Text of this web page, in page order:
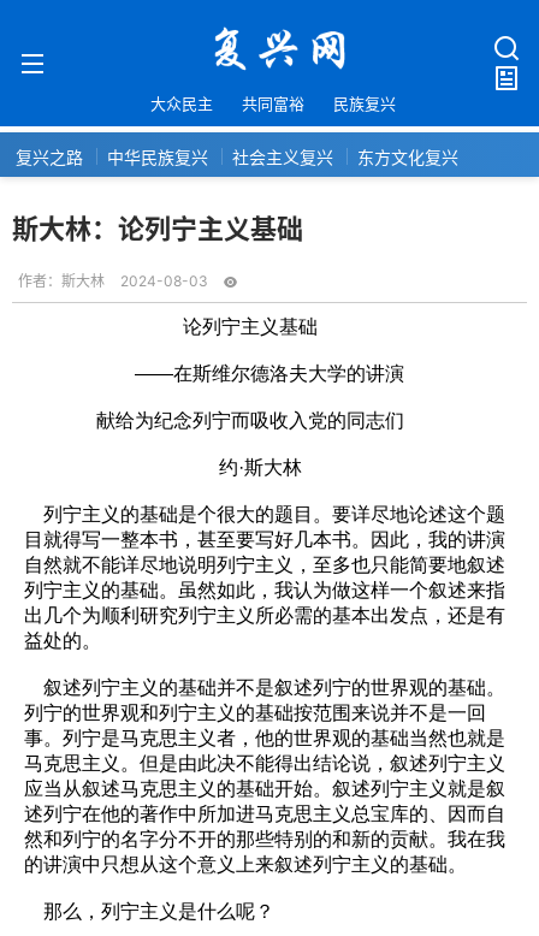
大众民主 共同富裕 民族复兴
复兴之路 中华民族复兴 社会主义复兴 东方文化复兴
斯大林：论列宁主义基础
作者： 斯大林 2024-08-03
论列宁主义基础
——在斯维尔德洛夫大学的讲演
献给为纪念列宁而吸收入党的同志们
约·斯大林
列宁主义的基础是个很大的题目。要详尽地论述这个题
目就得写一整本书，甚至要写好几本书。因此，我的讲演
自然就不能详尽地说明列宁主义，至多也只能简要地叙述
列宁主义的基础。虽然如此，我认为做这样一个叙述来指
出几个为顺利研究列宁主义所必需的基本出发点，还是有
益处的。
叙述列宁主义的基础并不是叙述列宁的世界观的基础。
列宁的世界观和列宁主义的基础按范围来说并不是一回
事。列宁是马克思主义者，他的世界观的基础当然也就是
马克思主义。但是由此决不能得出结论说，叙述列宁主义
应当从叙述马克思主义的基础开始。叙述列宁主义就是叙
述列宁在他的著作中所加进马克思主义总宝库的、因而自
然和列宁的名字分不开的那些特别的和新的贡献。我在我
的讲演中只想从这个意义上来叙述列宁主义的基础。
那么，列宁主义是什么呢？